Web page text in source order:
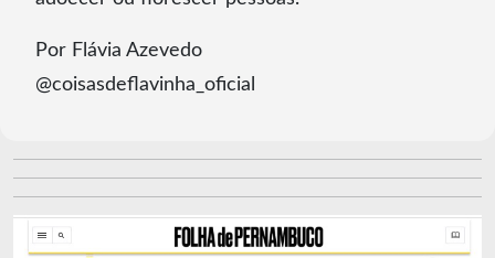
Por Flávia Azevedo
@coisasdeflavinha_oficial